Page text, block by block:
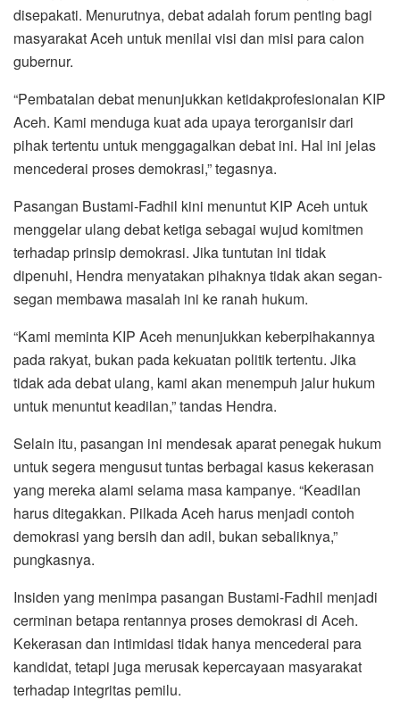
disepakati. Menurutnya, debat adalah forum penting bagi
masyarakat Aceh untuk menilai visi dan misi para calon
gubernur.
“Pembatalan debat menunjukkan ketidakprofesionalan KIP
Aceh. Kami menduga kuat ada upaya terorganisir dari
pihak tertentu untuk menggagalkan debat ini. Hal ini jelas
mencederai proses demokrasi,” tegasnya.
Pasangan Bustami-Fadhil kini menuntut KIP Aceh untuk
menggelar ulang debat ketiga sebagai wujud komitmen
terhadap prinsip demokrasi. Jika tuntutan ini tidak
dipenuhi, Hendra menyatakan pihaknya tidak akan segan-
segan membawa masalah ini ke ranah hukum.
“Kami meminta KIP Aceh menunjukkan keberpihakannya
pada rakyat, bukan pada kekuatan politik tertentu. Jika
tidak ada debat ulang, kami akan menempuh jalur hukum
untuk menuntut keadilan,” tandas Hendra.
Selain itu, pasangan ini mendesak aparat penegak hukum
untuk segera mengusut tuntas berbagai kasus kekerasan
yang mereka alami selama masa kampanye. “Keadilan
harus ditegakkan. Pilkada Aceh harus menjadi contoh
demokrasi yang bersih dan adil, bukan sebaliknya,”
pungkasnya.
Insiden yang menimpa pasangan Bustami-Fadhil menjadi
cerminan betapa rentannya proses demokrasi di Aceh.
Kekerasan dan intimidasi tidak hanya mencederai para
kandidat, tetapi juga merusak kepercayaan masyarakat
terhadap integritas pemilu.